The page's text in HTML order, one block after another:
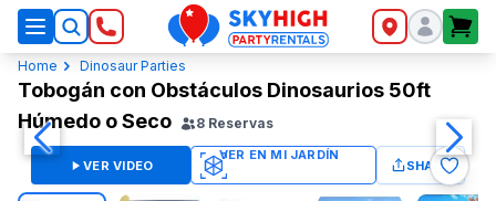
SkyHigh Logo
Home Dinosaur Parties
Tobogán con Obstáculos Dinosaurios 50ft
Húmedo o Seco
8 Reservas
VER VIDEO SHARE